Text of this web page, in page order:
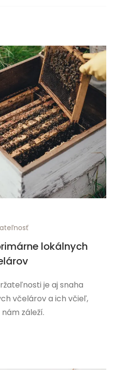
lokálnych
je aj snaha
včelárov a ich včieľ,
záleží.